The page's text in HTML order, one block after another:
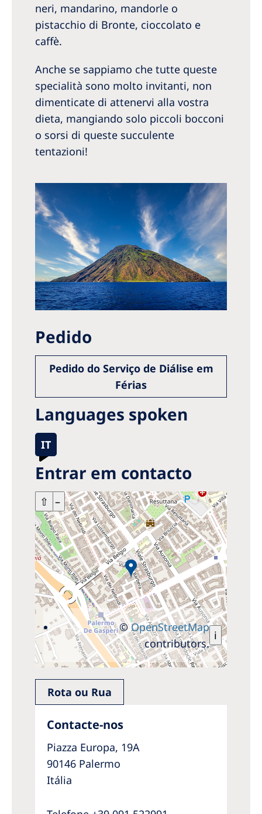
neri, mandarino, mandorle o
pistacchio di Bronte, cioccolato e
caffè.
Anche se sappiamo che tutte queste
specialità sono molto invitanti, non
dimenticate di attenervi alla vostra
dieta, mangiando solo piccoli bocconi
o sorsi di queste succulente
tentazioni!
Pedido
Pedido do Serviço de Diálise em
Férias
Languages spoken
IT
Entrar em contacto
+ –
⇧
i
©OpenStreetMap
contributors.
Rota ou Rua
Contacte-nos
Piazza Europa, 19A
90146 Palermo
Itália